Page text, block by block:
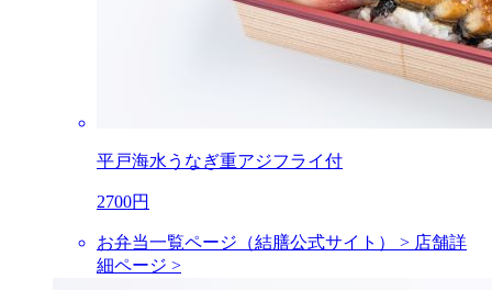
平戸海水うなぎ重アジフライ付
2700円
お弁当一覧ページ（結膳公式サイト） > 店舗詳
細ページ >